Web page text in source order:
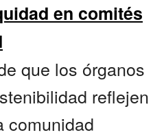
en comités
que los órganos
reflejen
comunidad